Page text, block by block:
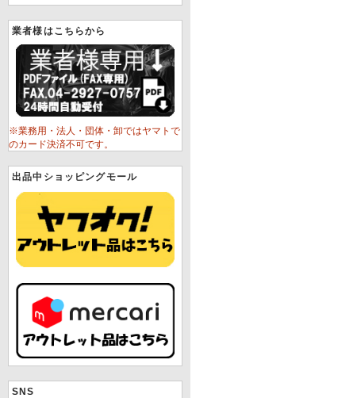
業者様はこちらから
※業務用・法人・団体・卸ではヤマトで
のカード決済不可です。
出品中ショッピングモール
SNS